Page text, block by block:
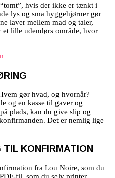
hvis der ikke er tænkt i
lys og små hyggehjørner gør
laver mellem mad og taler,
et lille udendørs område, hvor
gør hvad, og hvornår?
og en kasse til gaver og
plads, kan du give slip og
Det er nemlig lige
TIL KONFIRMATION
fra Lou Noire, som du
fil, som du selv printer